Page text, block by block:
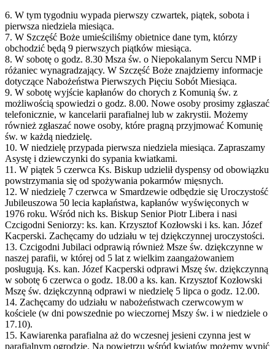
6. W tym tygodniu wypada pierwszy czwartek, piątek, sobota i
pierwsza niedziela miesiąca.
7. W Szczęść Boże umieściliśmy obietnice dane tym, którzy
obchodzić będą 9 pierwszych piątków miesiąca.
8. W sobotę o godz. 8.30 Msza św. o Niepokalanym Sercu NMP i
różaniec wynagradzający. W Szczęść Boże znajdziemy informacje
dotyczące Nabożeństwa Pierwszych Pięciu Sobót Miesiąca.
9. W sobotę wyjście kapłanów do chorych z Komunią św. z
możliwością spowiedzi o godz. 8.00. Nowe osoby prosimy zgłaszać
telefonicznie, w kancelarii parafialnej lub w zakrystii. Możemy
również zgłaszać nowe osoby, które pragną przyjmować Komunię
św. w każdą niedzielę.
10. W niedzielę przypada pierwsza niedziela miesiąca. Zapraszamy
Asystę i dziewczynki do sypania kwiatkami.
11. W piątek 5 czerwca Ks. Biskup udzielił dyspensy od obowiązku
powstrzymania się od spożywania pokarmów mięsnych.
12. W niedzielę 7 czerwca w Smardzewie odbędzie się Uroczystość
Jubileuszowa 50 lecia kapłaństwa, kapłanów wyświęconych w
1976 roku. Wśród nich ks. Biskup Senior Piotr Libera i nasi
Czcigodni Seniorzy: ks. kan. Krzysztof Kozłowski i ks. kan. Józef
Kacperski. Zachęcamy do udziału w tej dziękczynnej uroczystości.
13. Czcigodni Jubilaci odprawią również Msze św. dziękczynne w
naszej parafii, w której od 5 lat z wielkim zaangażowaniem
posługują. Ks. kan. Józef Kacperski odprawi Mszę św. dziękczynną
w sobotę 6 czerwca o godz. 18.00 a ks. kan. Krzysztof Kozłowski
Mszę św. dziękczynną odprawi w niedzielę 5 lipca o godz. 12.00.
14. Zachęcamy do udziału w nabożeństwach czerwcowym w
kościele (w dni powszednie po wieczornej Mszy św. i w niedziele o
17.10).
15. Kawiarenka parafialna aż do wczesnej jesieni czynna jest w
parafialnym ogrodzie. Na powietrzu wśród kwiatów możemy wypić